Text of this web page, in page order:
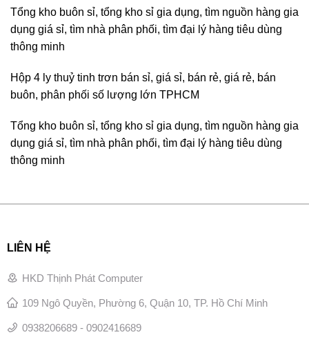
Tổng kho buôn sỉ, tổng kho sỉ gia dụng, tìm nguồn hàng gia
dụng giá sỉ, tìm nhà phân phối, tìm đại lý hàng tiêu dùng
thông minh
Hộp 4 ly thuỷ tinh trơn bán sỉ, giá sỉ, bán rẻ, giá rẻ, bán
buôn, phân phối số lượng lớn TPHCM
Tổng kho buôn sỉ, tổng kho sỉ gia dụng, tìm nguồn hàng gia
dụng giá sỉ, tìm nhà phân phối, tìm đại lý hàng tiêu dùng
thông minh
LIÊN HỆ
HKD Thịnh Phát Computer
109 Ngô Quyền, Phường 6, Quận 10, TP. Hồ Chí Minh
0938206689 - 0902416689